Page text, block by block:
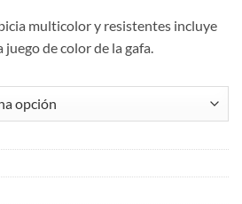
multicolor y resistentes incluye
de color de la gafa.